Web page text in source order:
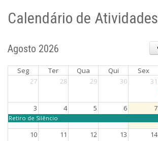
Calendário de Atividades
Agosto 2026
Seg Ter Qua Qui Sex
27
28 29 30 31
3 4 5 6 7
Retiro de Silêncio
10 11 12 13 14